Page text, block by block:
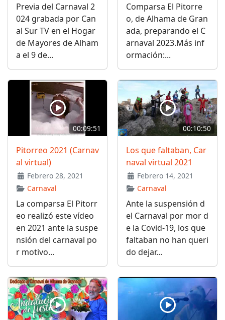
Previa del Carnaval 2
024 grabada por Can
al Sur TV en el Hogar
de Mayores de Alham
a el 9 de...
Comparsa El Pitorre
o, de Alhama de Gran
ada, preparando el C
arnaval 2023.Más inf
ormación:...
00:09:51
Pitorreo 2021 (Carnav
al virtual)
Febrero 28, 2021
Carnaval
La comparsa El Pitorr
eo realizó este vídeo
en 2021 ante la suspe
nsión del carnaval po
r motivo...
00:10:50
Los que faltaban, Car
naval virtual 2021
Febrero 14, 2021
Carnaval
Ante la suspensión d
el Carnaval por mor d
e la Covid-19, los que
faltaban no han queri
do dejar...